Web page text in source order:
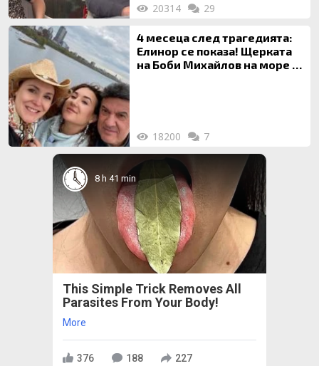
20314 29
4 месеца след трагедията:
Елинор се показа! Щерката
на Боби Михайлов на море с
18200 7
8 h 41 min
This Simple Trick Removes All
Parasites From Your Body!
More
376 188 227